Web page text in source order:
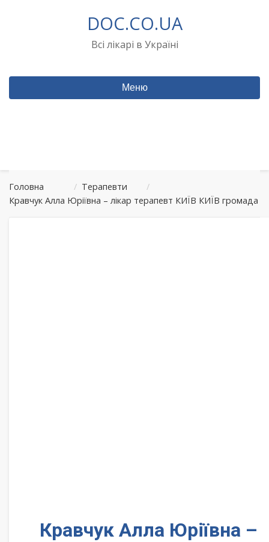
DOC.CO.UA
Всі лікарі в Україні
Меню
Головна / Терапевти
/
Кравчук Алла Юріївна – лікар терапевт КИЇВ КИЇВ громада
Кравчук Алла Юріївна –